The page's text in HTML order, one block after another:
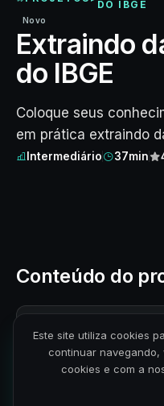
DO IBGE
Novo
Extraindo
do IBGE
Coloque seus
em prática extraindo
Intermediário 37min
Conteúdo do
1 Projeto completo
Este site utiliza cookies
continuar
cookies e com a